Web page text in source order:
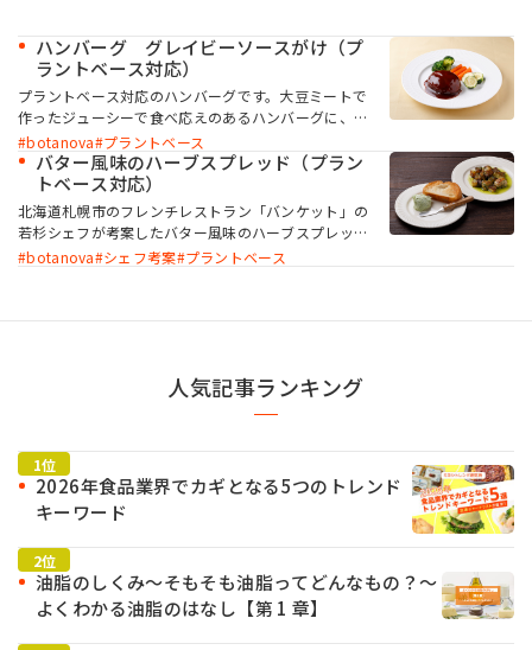
ミヨシ油脂 コーポレートサイト
おすすめキーワード
粉末油脂ラード不足 植物性ミルク 食感改良
お問い合わせ
ハンバーグ グレイビーソースがけ（プ
ラントベース対応）
プラントベース対応のハンバーグです。大豆ミートで
作ったジューシーで食べ応えのあるハンバーグに、コ
ク深いグレイビー風のソースをかけました。
botanova「植物のおいしさ 牛脂風味」と「植物の
おいしさ ラード風味」を併用し、お肉のような風味
とジューシー感を再現しています。
botanova プラントベース
バター風味のハーブスプレッド（プラン
トベース対応）
北海道札幌市のフレンチレストラン「バンケット」の
若杉シェフが考案したバター風味のハーブスプレッド
です。 ハーブバターのように、具材を炒めたり、ソー
さ バター風味」の香りを生かし、プラントベースで
botanova シェフ考案 プラントベース
人気記事ランキング
2026年食品業界でカギとなる5つのトレンド
キーワード
油脂のしくみ～そもそも油脂ってどんなもの？～
よくわかる油脂のはなし【第 1 章】